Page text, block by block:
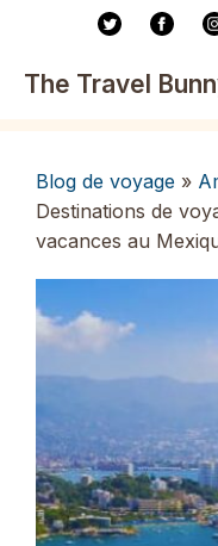
contenu
The Travel
Blog de voyage »
Destinations de
vacances au